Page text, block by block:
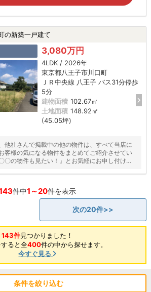
の新築一戸建て
3,080万円
4LDK / 2026年
東京都八王子市川口町
ＪＲ中央線 八王子 バス31分停歩
5分
建物面積 102.67㎡
土地面積 148.92㎡
(45.05坪)
他社さんで掲載中の他の物件は、すべて当店に
客様の気になる物件をまとめてご紹介させてい
〇の物件も見たい！』とお気軽にお申し付けく
件中1～20件を表示
次の20件>>
143件見つかりました！
ると全400件の中から探せます。
今すぐ見る
条件を絞り込む